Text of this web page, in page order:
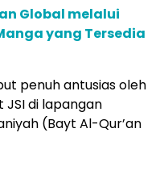
Global melalui
yang Tersedia
penuh antusias oleh
di lapangan
(Bayt Al-Qur’an